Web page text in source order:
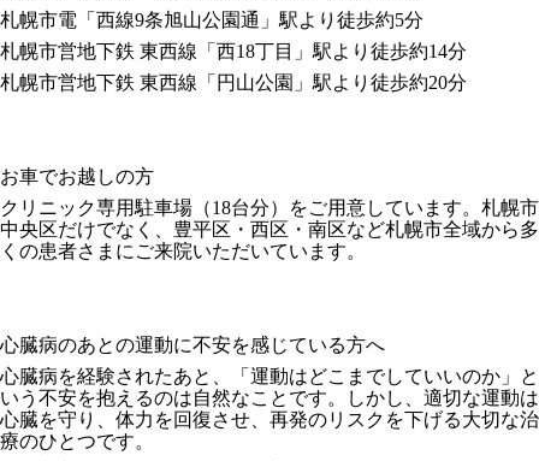
札幌市電「西線9条旭山公園通」駅より徒歩約5分
札幌市営地下鉄 東西線「西18丁目」駅より徒歩約14分
札幌市営地下鉄 東西線「円山公園」駅より徒歩約20分
お車でお越しの方
クリニック専用駐車場（18台分）をご用意しています。札幌市
中央区だけでなく、豊平区・西区・南区など札幌市全域から多
くの患者さまにご来院いただいています。
心臓病のあとの運動に不安を感じている方へ
心臓病を経験されたあと、「運動はどこまでしていいのか」と
いう不安を抱えるのは自然なことです。しかし、適切な運動は
心臓を守り、体力を回復させ、再発のリスクを下げる大切な治
療のひとつです。